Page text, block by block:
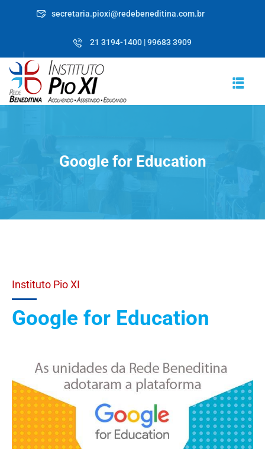
secretaria.pioxi@redebeneditina.com.br
21 3194-1400 | 99683 3909
Google for Education
Google for Education
Instituto Pio XI